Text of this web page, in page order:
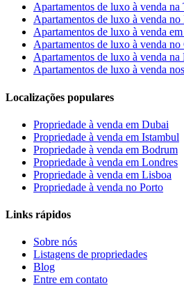
Apartamentos de luxo à venda na
Apartamentos de luxo à venda
Apartamentos de luxo à venda
Apartamentos de luxo à venda
Apartamentos de luxo à venda na
Apartamentos de luxo à venda
Localizações populares
Propriedade à venda em Dubai
Propriedade à venda em Istambul
Propriedade à venda em Bodrum
Propriedade à venda em Londres
Propriedade à venda em Lisboa
Propriedade à venda no Porto
Links rápidos
Sobre nós
Listagens de propriedades
Blog
Entre em contato